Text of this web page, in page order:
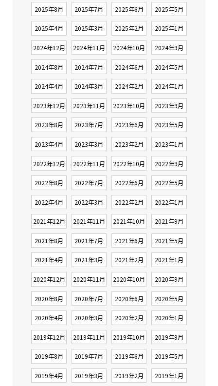
2025年8月 2025年7月 2025年6月 2025年5月
2025年4月 2025年3月 2025年2月 2025年1月
2024年12月 2024年11月 2024年10月 2024年9月
2024年8月 2024年7月 2024年6月 2024年5月
2024年4月 2024年3月 2024年2月 2024年1月
2023年12月 2023年11月 2023年10月 2023年9月
2023年8月 2023年7月 2023年6月 2023年5月
2023年4月 2023年3月 2023年2月 2023年1月
2022年12月 2022年11月 2022年10月 2022年9月
2022年8月 2022年7月 2022年6月 2022年5月
2022年4月 2022年3月 2022年2月 2022年1月
2021年12月 2021年11月 2021年10月 2021年9月
2021年8月 2021年7月 2021年6月 2021年5月
2021年4月 2021年3月 2021年2月 2021年1月
2020年12月 2020年11月 2020年10月 2020年9月
2020年8月 2020年7月 2020年6月 2020年5月
2020年4月 2020年3月 2020年2月 2020年1月
2019年12月 2019年11月 2019年10月 2019年9月
2019年8月 2019年7月 2019年6月 2019年5月
2019年4月 2019年3月 2019年2月 2019年1月